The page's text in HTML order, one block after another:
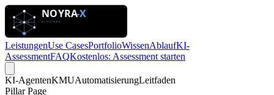
LeistungenUse CasesPortfolioWissenAblaufKI-
AssessmentFAQKostenlos: Assessment starten
KI-AgentenKMUAutomatisierungLeitfaden
Pillar Page